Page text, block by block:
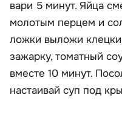
вари 5 минут. Яйца
молотым перцем и
ложки выложи
зажарку, томатный
вместе 10 минут.
настаивай суп под